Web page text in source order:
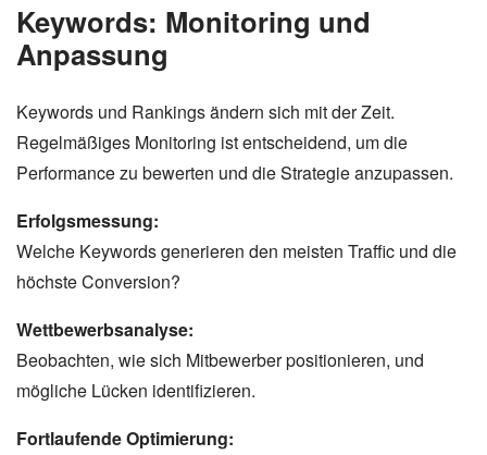
Keywords: Monitoring und
Anpassung
Keywords und Rankings ändern sich mit der Zeit.
Regelmäßiges Monitoring ist entscheidend, um die
Performance zu bewerten und die Strategie anzupassen.
Erfolgsmessung:
Welche Keywords generieren den meisten Traffic und die
höchste Conversion?
Wettbewerbsanalyse:
Beobachten, wie sich Mitbewerber positionieren, und
mögliche Lücken identifizieren.
Fortlaufende Optimierung: